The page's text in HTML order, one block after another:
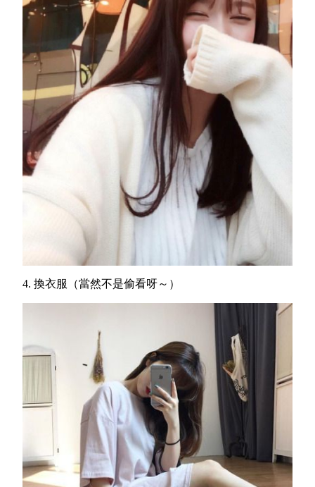
4. 換衣服（當然不是偷看呀～）